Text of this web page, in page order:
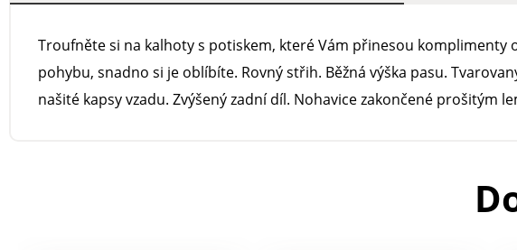
Troufněte si na kalhoty s potiskem, které Vám přinesou
pohybu, snadno si je oblíbíte. Rovný střih. Běžná výška pasu.
našité kapsy vzadu. Zvýšený zadní díl. Nohavice zakončené prošitým